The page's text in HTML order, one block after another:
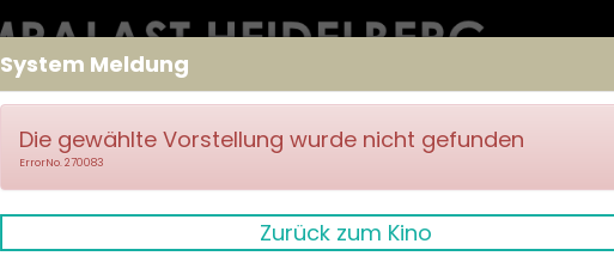
System Meldung
Die gewählte Vorstellung wurde nicht gefunden
ErrorNo. 270083
Zurück zum Kino